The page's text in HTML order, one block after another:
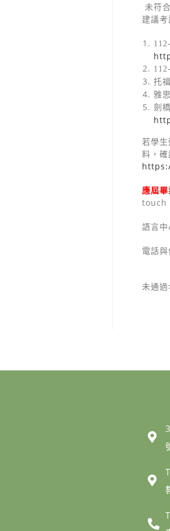
未符
建議
托
雅
劍
若學生
料，確
應屆
touch
語言
電話
未通過